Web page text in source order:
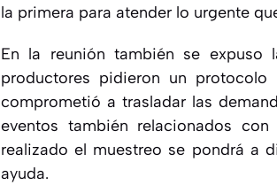
la primera para atender lo urgente
En la reunión también se expuso
productores pidieron un
comprometió a trasladar las
eventos también relacionados
realizado el muestreo se pondrá a
ayuda.